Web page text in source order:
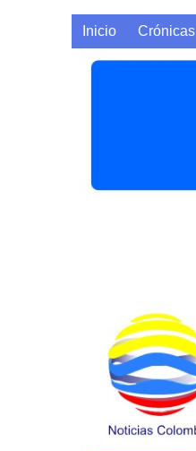
Inicio Crónicas